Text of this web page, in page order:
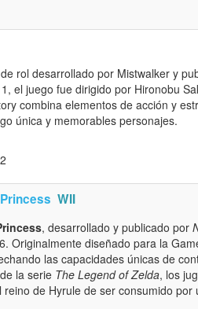
rol desarrollado por Mistwalker y
el juego fue dirigido por Hironobu
combina elementos de acción y
única y memorables personajes.
WII
, desarrollado y publicado por
Originalmente diseñado para la
las capacidades únicas de
la serie The Legend of Zelda, los
de Hyrule de ser consumido